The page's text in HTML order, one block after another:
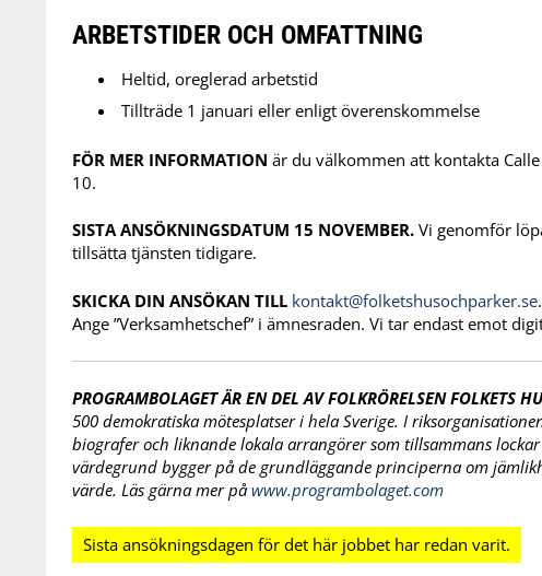
ARBETSTIDER OCH OMFATTNING
Heltid, oreglerad arbetstid
Tillträde 1 januari eller enligt överenskommelse
FÖR MER INFORMATION är du välkommen att kontakta
10.
SISTA ANSÖKNINGSDATUM 15 NOVEMBER. Vi genomför
tillsätta tjänsten tidigare.
SKICKA DIN ANSÖKAN TILL kontakt@folketshusochparker.se.
Ange ”Verksamhetschef” i ämnesraden. Vi tar endast emot
PROGRAMBOLAGET ÄR EN DEL AV FOLKRÖRELSEN FOLKETS
500 demokratiska mötesplatser i hela Sverige. I
biografer och liknande lokala arrangörer som tillsammans
värdegrund bygger på de grundläggande principerna om
värde. Läs gärna mer på www.programbolaget.com